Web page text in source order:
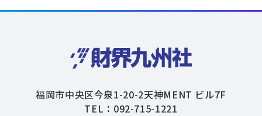
福岡市中央区今泉1-20-2天神MENT ビル7F
TEL：092-715-1221